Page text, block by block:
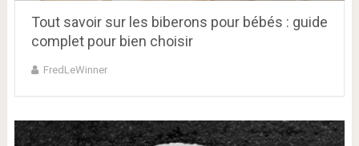
Tout savoir sur les biberons pour bébés : guide
complet pour bien choisir
FredLeWinner